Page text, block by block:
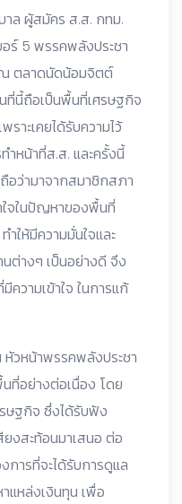
ล ผู้สมัคร ส.ส. กทม.
อร์ 5 พรรคพลังประชา
ณ ตลาดนัดน้อมจิตต์
ที่นี้ถือเป็นพื้นที่เศรษฐกิจ
าะเคยได้รับความไว้
ำหน้าที่ส.ส. และครั้งนี้
อว่ามาจากสมาชิกสภา
ใจในปัญหาของพื้นที่
ำให้มีความมั่นใจและ
นต่างๆ เป็นอย่างดี จึง
วามเข้าใจ ในการแก้
วหน้าพรรคพลังประชา
ที่อย่างต่อเนื่อง โดย
ษฐกิจ ซึ่งได้รับฟัง
งสะท้อนมาเสนอ ต่อ
ารที่จะได้รับการดูแล
แหล่งเงินทุน เพื่อ